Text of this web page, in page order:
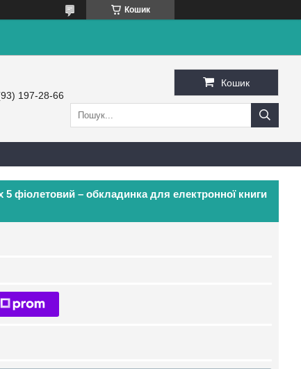
Кошик
197-28-66
Кошик
фіолетовий – обкладинка для електронної книги